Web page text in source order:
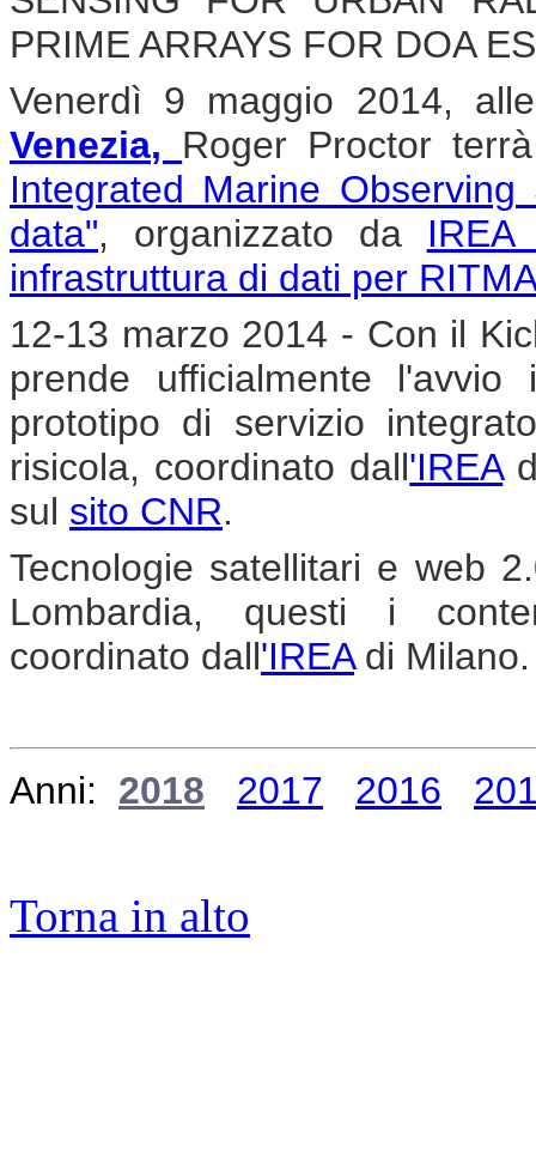
PRIME ARRAYS FOR DOA
Venerdì 9 maggio 2014,
Venezia, Roger Proctor
Integrated Marine
data", organizzato da
infrastruttura di dati per
12-13 marzo 2014 - Con il
prende ufficialmente
prototipo di servizio
risicola, coordinato dall'IREA
sul sito CNR.
Tecnologie satellitari e web
Lombardia, questi i
coordinato dall'IREAdi Milano.
Anni: 2018 2017 2016
Torna in alto